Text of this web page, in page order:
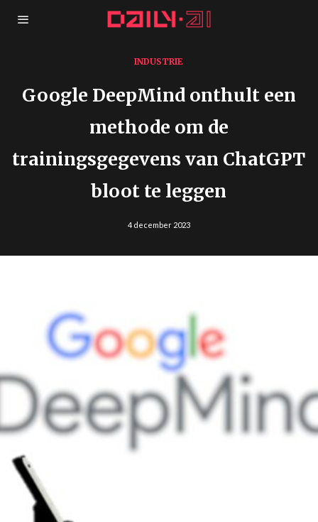
INDUSTRIE
Google DeepMind onthult een
methode om de
trainingsgegevens van ChatGPT
bloot te leggen
4 december 2023